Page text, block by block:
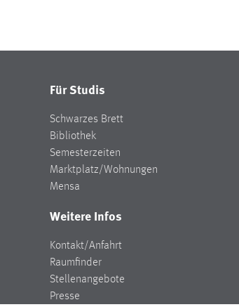
Für Studis
Schwarzes Brett
Bibliothek
Semesterzeiten
Marktplatz/Wohnungen
Mensa
Weitere Infos
Kontakt/Anfahrt
Raumfinder
Stellenangebote
Presse